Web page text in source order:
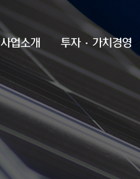
사업소개 투자·가치경영